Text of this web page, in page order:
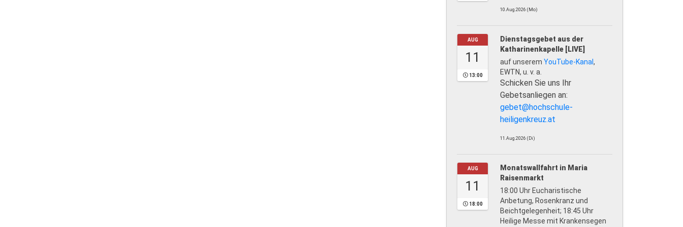
10.Aug.2026 (Mo)
AUG
11
13:00
Dienstagsgebet aus der
Katharinenkapelle [LIVE]
auf unserem YouTube-Kanal ,
EWTN, u. v. a.
Schicken Sie uns Ihr
Gebetsanliegen an:
gebet@hochschule-
heiligenkreuz.at
11.Aug.2026 (Di)
AUG
11
18:00
Monatswallfahrt in Maria
Raisenmarkt
18:00 Uhr Eucharistische
Anbetung, Rosenkranz und
Beichtgelegenheit; 18:45 Uhr
Heilige Messe mit Krankensegen